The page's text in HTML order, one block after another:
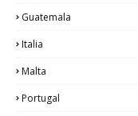
Guatemala
Italia
Malta
Portugal